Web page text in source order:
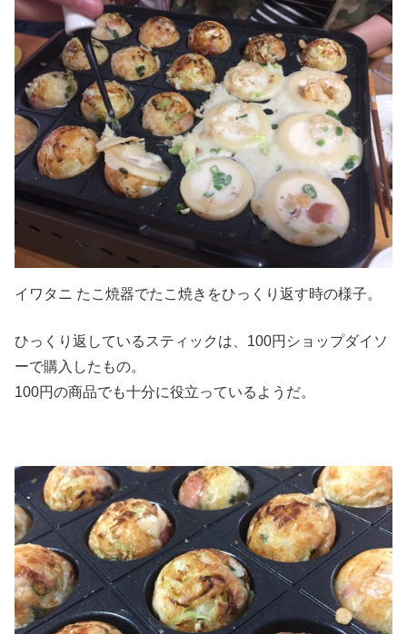
イワタニ たこ焼器でたこ焼きをひっくり返す時の様子。
ひっくり返しているスティックは、100円ショップダイソ
ーで購入したもの。
100円の商品でも十分に役立っているようだ。